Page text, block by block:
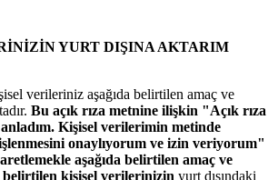
YURT DIŞINA AKTARIM
verileriniz aşağıda belirtilen amaç ve
Bu açık rıza metnine ilişkin "Açık rıza
Kişisel verilerimin metinde
onaylıyorum ve izin veriyorum"
aşağıda belirtilen amaç ve
belirtilen kişisel verilerinizin yurt dışındaki